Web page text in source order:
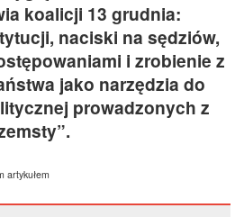
koalicji 13 grudnia:
naciski na sędziów,
i zrobienie z
jako narzędzia do
prowadzonych z
artykułem